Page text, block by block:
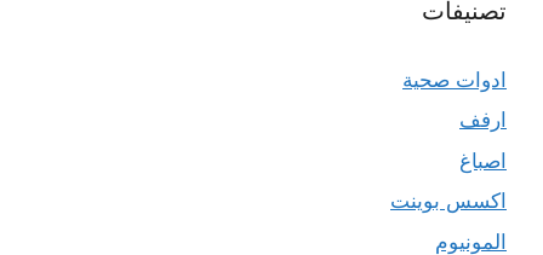
تصنيفات
ادوات صحية
ارفف
اصباغ
اكسس بوينت
المونيوم